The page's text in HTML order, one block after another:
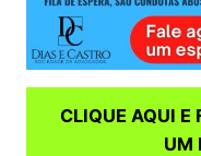
CLIQUE AQUI E
UM